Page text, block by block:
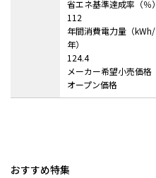
省エネ基準達成率（％）
112
年間消費電力量（kWh/
年）
124.4
メーカー希望小売価格
オープン価格
おすすめ特集